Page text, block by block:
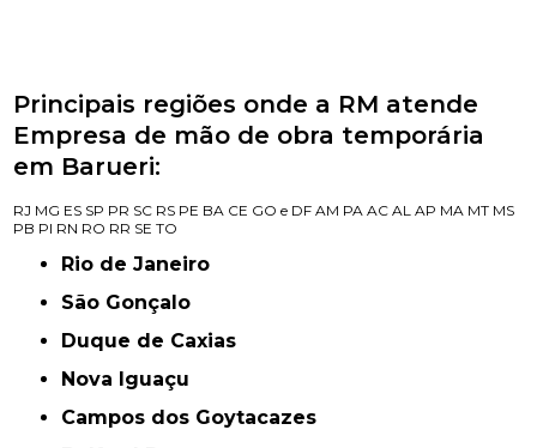
Principais regiões onde a RM atende
Empresa de mão de obra temporária
em Barueri:
RJ MG ES SP PR SC RS PE BA CE GO e DF AM PA AC AL AP MA MT MS
PB PI RN RO RR SE TO
Rio de Janeiro
São Gonçalo
Duque de Caxias
Nova Iguaçu
Campos dos Goytacazes